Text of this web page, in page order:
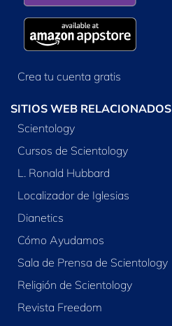
Crea tu cuenta gratis
SITIOS WEB RELACIONADOS
Scientology
Cursos de Scientology
L. Ronald Hubbard
Localizador de Iglesias
Dianetics
Cómo Ayudamos
Sala de Prensa de Scientology
Religión de Scientology
Revista Freedom